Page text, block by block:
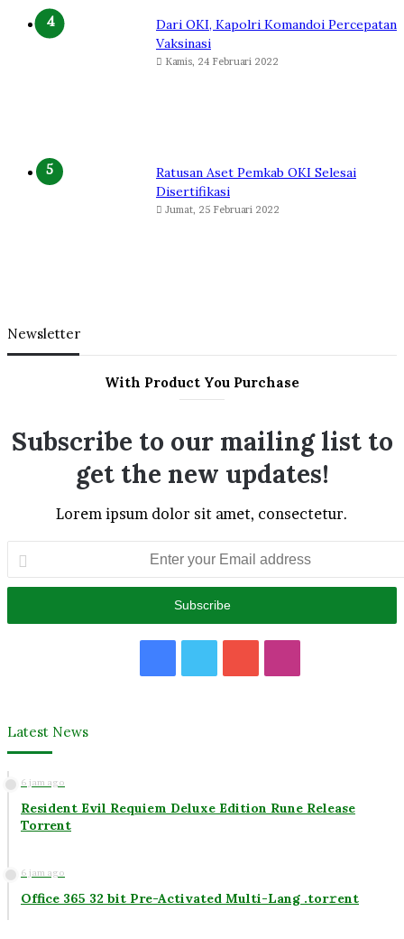
Dari OKI, Kapolri Komandoi Percepatan
Vaksinasi
Kamis, 24 Februari 2022
Ratusan Aset Pemkab OKI Selesai
Disertifikasi
Jumat, 25 Februari 2022
Newsletter
With Product You Purchase
Subscribe to our mailing list to
get the new updates!
Lorem ipsum dolor sit amet, consectetur.
your
Email
Latest News
6 jam ago
Resident Evil Requiem Deluxe Edition Rune Release
Torrent
6 jam ago
Office 365 32 bit Pre-Activated Multi-Lang .tоr𝚛еnt